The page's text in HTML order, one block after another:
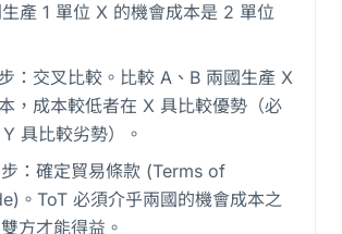
產 1 單位 X 的機會成本是 2 單位
：交叉比較。比較 A、B 兩國生產 X
，成本較低者在 X 具比較優勢（必
具比較劣勢）。
：確定貿易條款 (Terms of
。ToT 必須介乎兩國的機會成本之
方才能得益。